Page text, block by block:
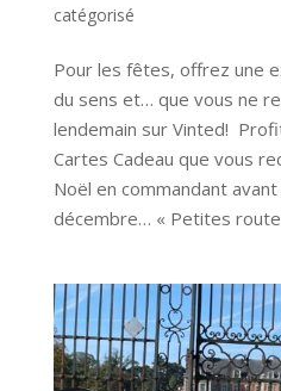
catégorisé
Pour les fêtes, offrez une
du sens et… que vous ne
lendemain sur Vinted!
Cartes Cadeau que vous
Noël en commandant
décembre… « Petites